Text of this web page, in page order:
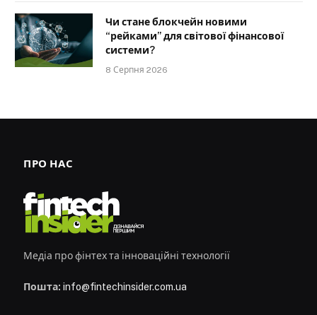
Чи стане блокчейн новими
“рейками” для світової фінансової
системи?
8 Серпня 2026
ПРО НАС
Медіа про фінтех та інноваційні технології
Пошта: info@fintechinsider.com.ua